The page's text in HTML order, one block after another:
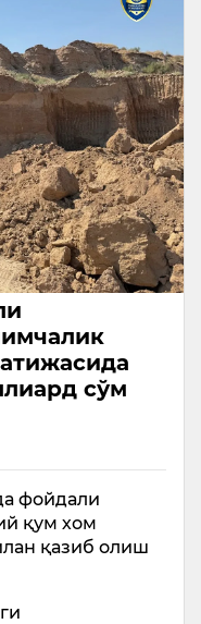
сўм
фойдали
қум хом
қазиб олиш